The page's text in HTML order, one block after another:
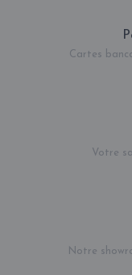
Cartes
Votre
Notre